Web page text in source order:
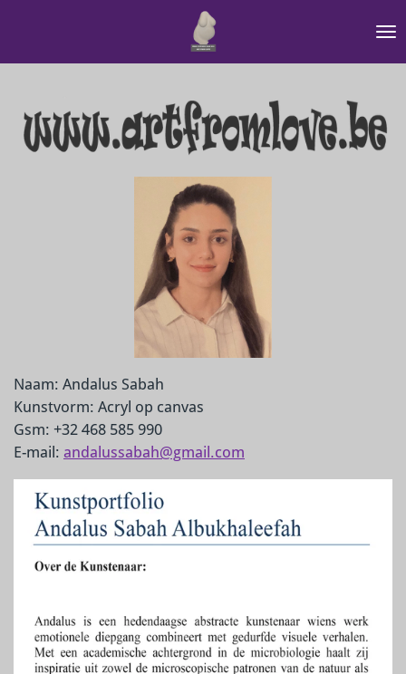
naar
hoofdinhoud
Naam: Andalus Sabah
Kunstvorm: Acryl op canvas
Gsm: +32 468 585 990
E-mail: andalussabah@gmail.com